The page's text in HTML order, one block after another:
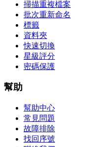
掃描重複檔案
批次重新命名
標籤
資料夾
快速切換
星級評分
密碼保護
幫助
幫助中心
常見問題
故障排除
找回序號